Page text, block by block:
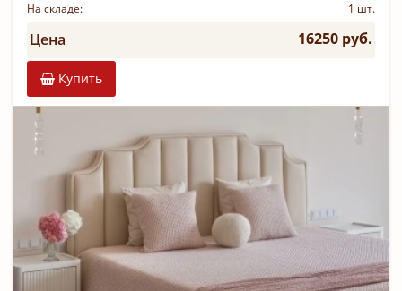
На складе:
1 шт.
Цена 16250 руб.
Купить